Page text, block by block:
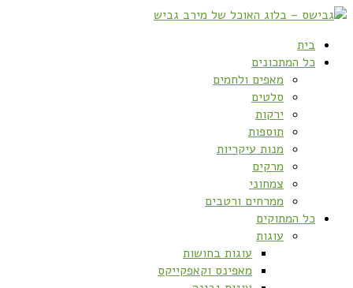
בית
כל המתכונים
מאפים ולחמים
סלטים
ירקות
תוספות
מנות עיקריות
מרקים
צמחוני
ממרחים ורטבים
כל המתוקים
עוגות
עוגות בחושות
מאפינס וקאפקייקס